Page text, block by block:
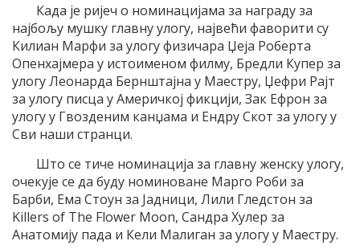
Када је ријеч о номинацијама за награду за
најбољу мушку главну улогу, највећи фаворити су
Килиан Марфи за улогу физичара Џеја Роберта
Опенхајмера у истоименом филму, Бредли Купер за
улогу Леонарда Бернштајна у Маестру, Џефри Рајт
за улогу писца у Америчкој фикцији, Зак Ефрон за
улогу у Гвозденим канџама и Ендру Скот за улогу у
Сви наши странци.
Што се тиче номинација за главну женску улогу,
очекује се да буду номиноване Марго Роби за
Барби, Ема Стоун за Јадници, Лили Гледстон за
Killers of The Flower Moon, Сандра Хулер за
Анатомију пада и Кели Малиган за улогу у Маестру.